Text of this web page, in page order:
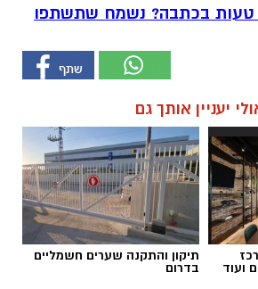
בכתבה? נשמח שתשתפו
יעניין אותך גם
ועוד
תיקון והתקנה שערים חשמליים
בדרום